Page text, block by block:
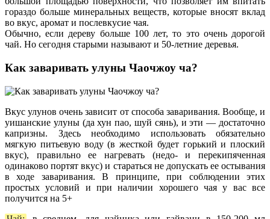
гораздо больше минеральных веществ, которые вносят вклад
во вкус, аромат и послевкусие чая.
Обычно, если дереву больше 100 лет, то это очень дорогой
чай. Но сегодня старыми называют и 50-летние деревья.
Как заваривать улуны Чаочжоу ча?
Вкус улунов очень зависит от способа заваривания. Вообще, и
уишанские улуны (да хун пао, шуй сянь), и эти — достаточно
капризны. Здесь необходимо использовать обязательно
мягкую питьевую воду (в жесткой будет горький и плоский
вкус), правильно ее нагревать (недо- и перекипяченная
одинаково портят вкус) и стараться не допускать ее остывания
в ходе заваривания. В принципе, при соблюдении этих
простых условий и при наличии хорошего чая у вас все
получится на 5+